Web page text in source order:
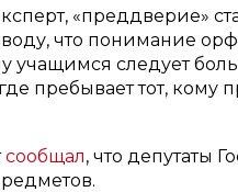
«преддверие»
что понимание
учащимся следует
пребывает тот, кому
сообщал, что депутаты